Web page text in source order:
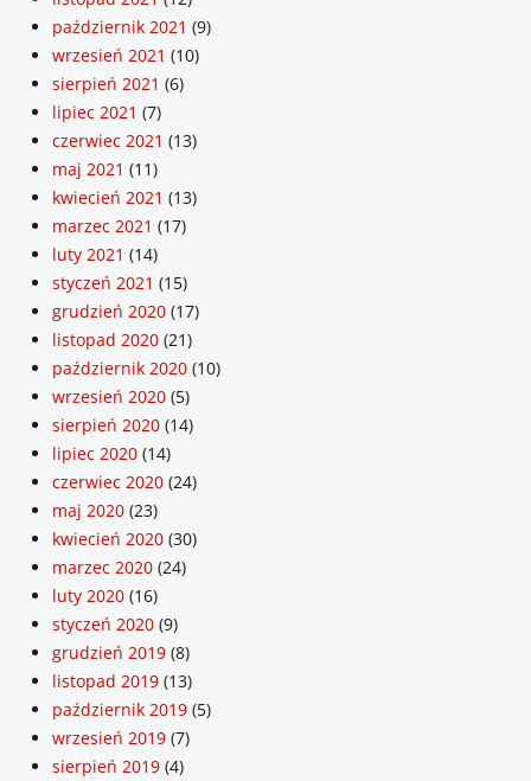
październik 2021 (9)
wrzesień 2021 (10)
sierpień 2021 (6)
lipiec 2021 (7)
czerwiec 2021 (13)
maj 2021 (11)
kwiecień 2021 (13)
marzec 2021 (17)
luty 2021 (14)
styczeń 2021 (15)
grudzień 2020 (17)
listopad 2020 (21)
październik 2020 (10)
wrzesień 2020 (5)
sierpień 2020 (14)
lipiec 2020 (14)
czerwiec 2020 (24)
maj 2020 (23)
kwiecień 2020 (30)
marzec 2020 (24)
luty 2020 (16)
styczeń 2020 (9)
grudzień 2019 (8)
listopad 2019 (13)
październik 2019 (5)
wrzesień 2019 (7)
sierpień 2019 (4)